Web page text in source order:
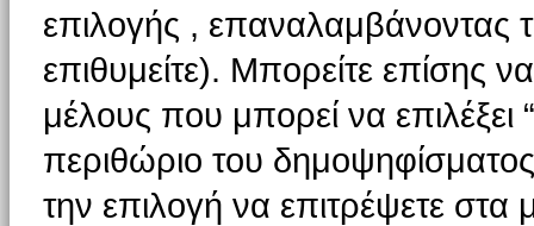
επιλογής , επαναλαμβάνοντας
επιθυμείτε). Μπορείτε επίσης
μέλους που μπορεί να επιλέξει
περιθώριο του
την επιλογή να επιτρέψετε στα